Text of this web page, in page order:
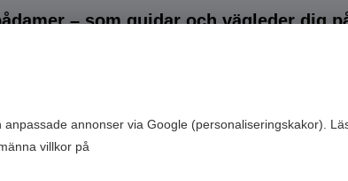
annonser via Google (personaliseringskakor).
villkor på
– som guidar och vägleder dig
frågor i ljus och kärlek.
Man upplever att något rör sig i huset och
från andra sidan som kommer från en